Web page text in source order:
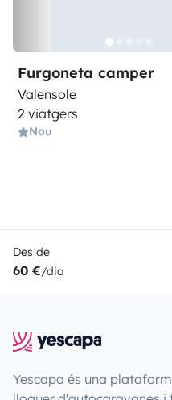
Furgoneta camper
Valensole
2 viatgers
Nou
Des de
60 €/dia
Yescapa és una